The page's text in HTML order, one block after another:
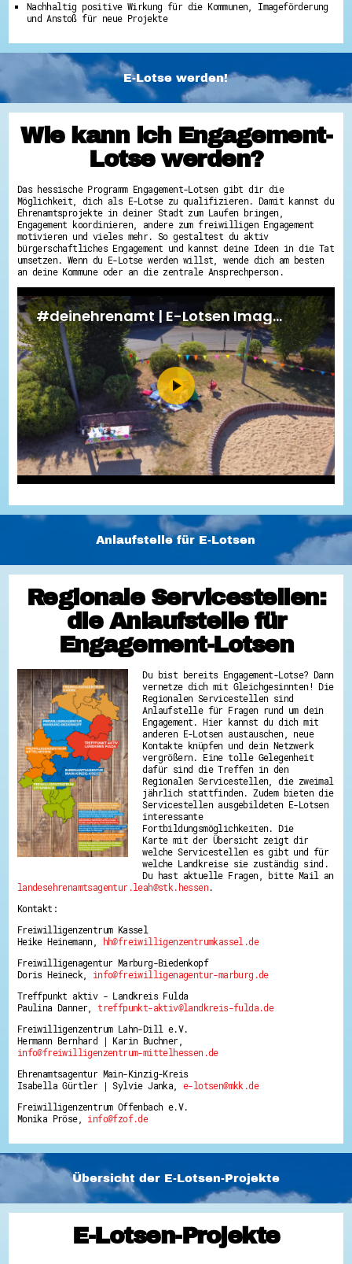
Nachhaltig positive Wirkung für die Kommunen, Imageförderung
und Anstoß für neue Projekte
E-Lotse werden!
Wie kann ich Engagement-
Lotse werden?
Das hessische Programm Engagement-Lotsen gibt dir die
Möglichkeit, dich als E-Lotse zu qualifizieren. Damit kannst du
Ehrenamtsprojekte in deiner Stadt zum Laufen bringen,
Engagement koordinieren, andere zum freiwilligen Engagement
motivieren und vieles mehr. So gestaltest du aktiv
bürgerschaftliches Engagement und kannst deine Ideen in die Tat
umsetzen. Wenn du E-Lotse werden willst, wende dich am besten
an deine Kommune oder an die zentrale Ansprechperson.
Anlaufstelle für E-Lotsen
Regionale Servicestellen:
die Anlaufstelle für
Engagement-Lotsen
Du bist bereits Engagement-Lotse? Dann
vernetze dich mit Gleichgesinnten! Die
Regionalen Servicestellen sind
Anlaufstelle für Fragen rund um dein
Engagement. Hier kannst du dich mit
anderen E-Lotsen austauschen, neue
Kontakte knüpfen und dein Netzwerk
vergrößern. Eine tolle Gelegenheit
dafür sind die Treffen in den
Regionalen Servicestellen, die zweimal
jährlich stattfinden. Zudem bieten die
Servicestellen ausgebildeten E-Lotsen
interessante
Fortbildungsmöglichkeiten. Die
Karte mit der Übersicht zeigt dir
welche Servicestellen es gibt und für
welche Landkreise sie zuständig sind.
Du hast aktuelle Fragen, bitte Mail an
landesehrenamtsagentur.leah@stk.hessen.
Kontakt:
Freiwilligenzentrum Kassel
Heike Heinemann,
hh@freiwilligenzentrumkassel.de
Freiwilligenagentur Marburg-Biedenkopf
Doris Heineck, info@freiwilligenagentur-marburg.de
Treffpunkt aktiv - Landkreis Fulda
Paulina Danner,treffpunkt-aktiv@landkreis-fulda.de
Freiwilligenzentrum Lahn-Dill e.V.
Hermann Bernhard | Karin Buchner,
info@freiwilligenzentrum-mittelhessen.de
Ehrenamtsagentur Main-Kinzig-Kreis
Isabella Gürtler | Sylvie Janka,e-lotsen@mkk.de
Freiwilligenzentrum Offenbach e.V.
Monika Pröse, info@fzof.de
Übersicht der E-Lotsen-Projekte
E-Lotsen-Projekte